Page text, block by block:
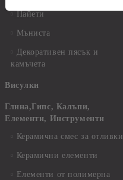
Пайети
Мъниста
Декоративен пясък и
камъчета
Висулки
Глина,Гипс, Калъпи,
Елементи, Инструменти
Керамична смес за отливки
Керамични елементи
Елементи от полимерна